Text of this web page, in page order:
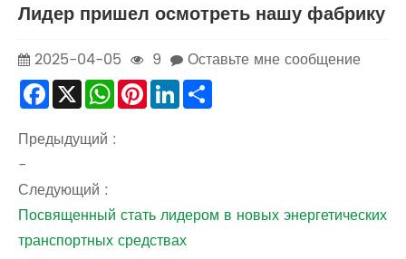
Лидер пришел осмотреть нашу фабрику
2025-04-05 9
Оставьте мне сообщение
Facebook
X WhatsApp
PinterestLinkedIn
Предыдущий :
-
Следующий :
Посвященный стать лидером в новых энергетических
транспортных средствах